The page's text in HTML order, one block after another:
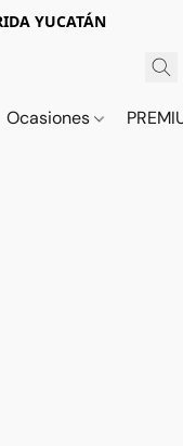
YUCATÁN
Ocasiones